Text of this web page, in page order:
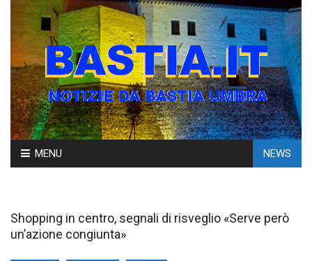
Skip
to
MENU NEWS
Shopping in centro, segnali di risveglio «Serve però
un’azione congiunta»